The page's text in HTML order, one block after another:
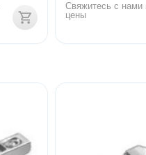
Свяжитесь с нами
цены